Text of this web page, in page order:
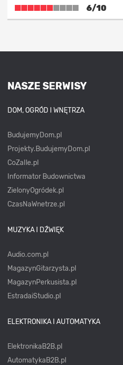
6/10
NASZE SERWISY
DOM, OGRÓD I WNĘTRZA
BudujemyDom.pl
Projekty.BudujemyDom.pl
CoZaIle.pl
Informator Budownictwa
ZielonyOgródek.pl
CzasNaWnetrze.pl
MUZYKA I DŹWIĘK
Audio.com.pl
MagazynGitarzysta.pl
MagazynPerkusista.pl
EstradaiStudio.pl
ELEKTRONIKA I AUTOMATYKA
ElektronikaB2B.pl
AutomatykaB2B.pl